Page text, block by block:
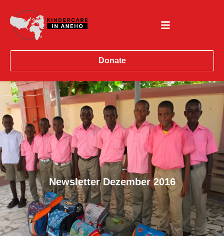
Donate
Newsletter Dezember 2016